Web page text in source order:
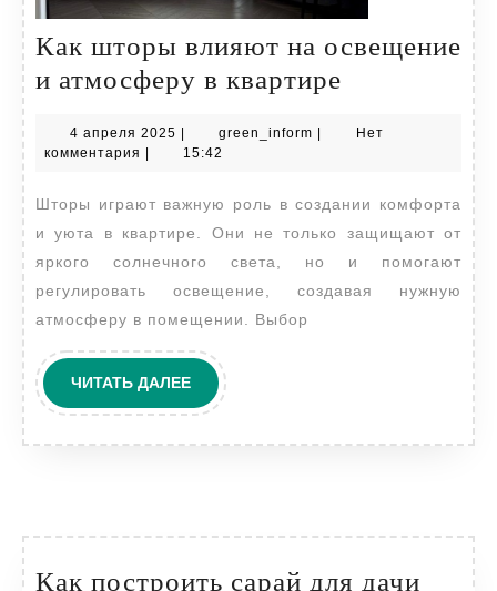
Как шторы влияют на освещение
и атмосферу в квартире
влияют
освещение
и
атмосферу
4 апреля 2025 4
апреля
| green_inform green_inform
|
Нет
комментария | 15:42
Шторы играют важную роль в создании комфорта
и уюта в квартире. Они не только защищают от
яркого солнечного света, но и помогают
регулировать освещение, создавая нужную
атмосферу в помещении. Выбор
ЧИТАТЬ ДАЛЕЕЧИТАТЬ
ДАЛЕЕ
Как построить сарай для дачи